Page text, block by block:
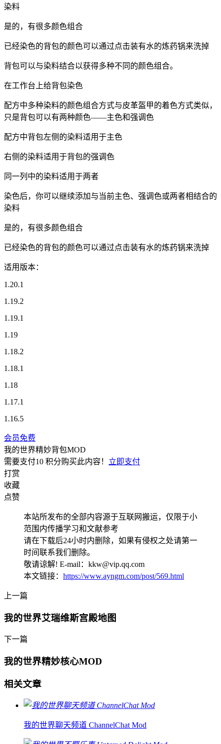
染料
是的，有很多颜色组合
已经染色的背包的颜色可以通过点击装有水的炼药锅来洗掉
背包可以与染料结合以获得多种不同的颜色组合。
在工作台上给背包染色
配方中多种染料的颜色组合方式与皮革盔甲的着色方式类似，
只是背包可以有两种颜色——主色和强调色
配方中背包左侧的染料适用于主色
右侧的染料适用于背包的强调色
同一列中的染料适用于两者
染色后，你可以继续添加与当前主色、强调色或两者相结合的
染料
是的，有很多颜色组合
已经染色的背包的颜色可以通过点击装有水的炼药锅来洗掉
适用版本：
1.20.1
1.19.2
1.19.1
1.19
1.18.2
1.18.1
1.18
1.17.1
1.16.5
会员免费
我的世界精妙背包MOD
需要支付10 积分购买此内容！ 立即支付
打赏
收藏
点赞
本站所发布的全部内容源于互联网搬运，仅限于小
范围内传播学习和文献参考
请在下载后24小时内删除，如果有侵权之处请第一
时间联系我们删除。
敬请谅解! E-mail：kkw@vip.qq.com
本文链接： https://www.ayngm.com/post/569.html
上一篇
我的世界艾瑞维斯宫殿地图
下一篇
我的世界精妙核心MOD
相关文章
我的世界聊天频道 ChannelChat Mod